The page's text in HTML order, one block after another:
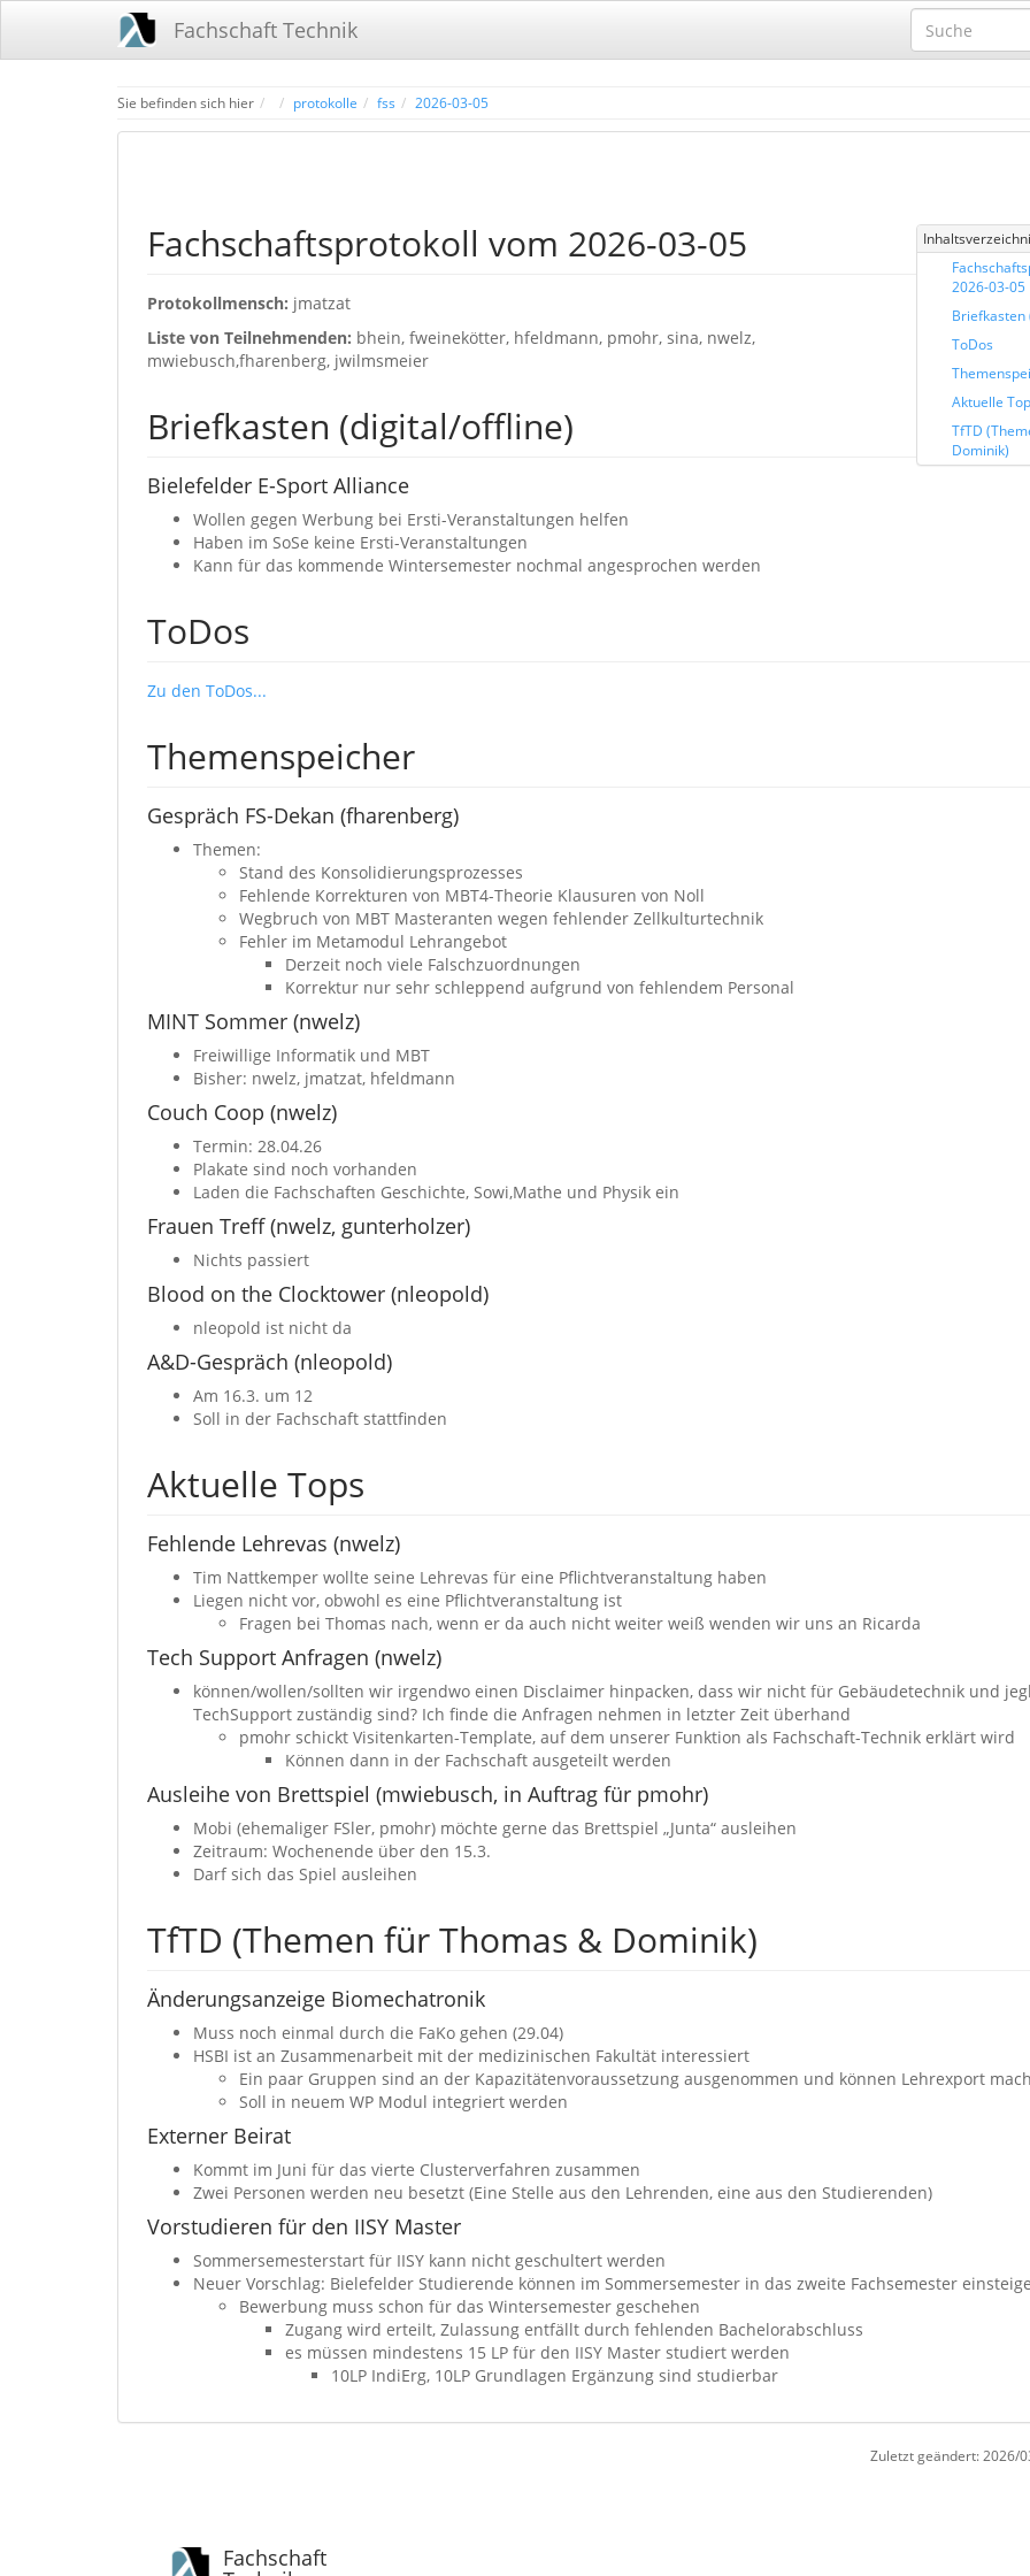
Fachschaft Technik
Sie befinden sich hier Homeprotokolle fss 2026-03-05
2026-03-05
ToDos
Aktuelle
TfTD
Dominik)
Fachschaftsprotokoll vom 2026-03-05
Protokollmensch: jmatzat
Liste von Teilnehmenden: bhein, fweinekötter, hfeldmann, pmohr, sina, nwelz,
mwiebusch,fharenberg, jwilmsmeier
Briefkasten (digital/offline)
Bielefelder E-Sport Alliance
Wollen gegen Werbung bei Ersti-Veranstaltungen helfen
Haben im SoSe keine Ersti-Veranstaltungen
Kann für das kommende Wintersemester nochmal angesprochen werden
ToDos
Zu den ToDos...
Themenspeicher
Gespräch FS-Dekan (fharenberg)
Themen:
Stand des Konsolidierungsprozesses
Fehlende Korrekturen von MBT4-Theorie Klausuren von Noll
Wegbruch von MBT Masteranten wegen fehlender Zellkulturtechnik
Fehler im Metamodul Lehrangebot
Derzeit noch viele Falschzuordnungen
Korrektur nur sehr schleppend aufgrund von fehlendem Personal
MINT Sommer (nwelz)
Freiwillige Informatik und MBT
Bisher: nwelz, jmatzat, hfeldmann
Couch Coop (nwelz)
Termin: 28.04.26
Plakate sind noch vorhanden
Laden die Fachschaften Geschichte, Sowi,Mathe und Physik ein
Frauen Treff (nwelz, gunterholzer)
Nichts passiert
Blood on the Clocktower (nleopold)
nleopold ist nicht da
A&D-Gespräch (nleopold)
Am 16.3. um 12
Soll in der Fachschaft stattfinden
Aktuelle Tops
Fehlende Lehrevas (nwelz)
Tim Nattkemper wollte seine Lehrevas für eine Pflichtveranstaltung haben
Liegen nicht vor, obwohl es eine Pflichtveranstaltung ist
Fragen bei Thomas nach, wenn er da auch nicht weiter weiß wenden wir uns an Ricarda
Tech Support Anfragen (nwelz)
können/wollen/sollten wir irgendwo einen Disclaimer hinpacken, dass wir nicht für Gebäudetechnik und
TechSupport zuständig sind? Ich finde die Anfragen nehmen in letzter Zeit überhand
pmohr schickt Visitenkarten-Template, auf dem unserer Funktion als Fachschaft-Technik erklärt wird
Können dann in der Fachschaft ausgeteilt werden
Ausleihe von Brettspiel (mwiebusch, in Auftrag für pmohr)
Mobi (ehemaliger FSler, pmohr) möchte gerne das Brettspiel „Junta“ ausleihen
Zeitraum: Wochenende über den 15.3.
Darf sich das Spiel ausleihen
TfTD (Themen für Thomas & Dominik)
Änderungsanzeige Biomechatronik
Muss noch einmal durch die FaKo gehen (29.04)
HSBI ist an Zusammenarbeit mit der medizinischen Fakultät interessiert
Ein paar Gruppen sind an der Kapazitätenvoraussetzung ausgenommen und können Lehrexport
Soll in neuem WP Modul integriert werden
Externer Beirat
Kommt im Juni für das vierte Clusterverfahren zusammen
Zwei Personen werden neu besetzt (Eine Stelle aus den Lehrenden, eine aus den Studierenden)
Vorstudieren für den IISY Master
Sommersemesterstart für IISY kann nicht geschultert werden
Neuer Vorschlag: Bielefelder Studierende können im Sommersemester in das zweite Fachsemester
Bewerbung muss schon für das Wintersemester geschehen
Zugang wird erteilt, Zulassung entfällt durch fehlenden Bachelorabschluss
es müssen mindestens 15 LP für den IISY Master studiert werden
10LP IndiErg, 10LP Grundlagen Ergänzung sind studierbar
Zuletzt geändert: 2026/
Fachschaft